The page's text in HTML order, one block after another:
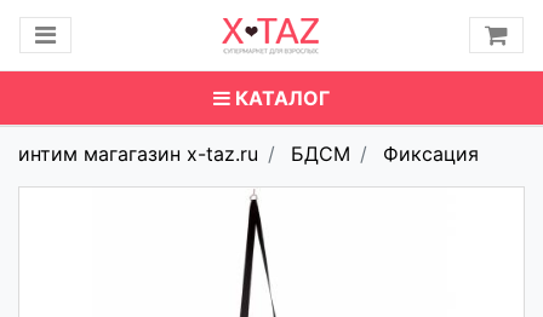
КАТАЛОГ
интим магагазин x-taz.ru БДСМ Фиксация